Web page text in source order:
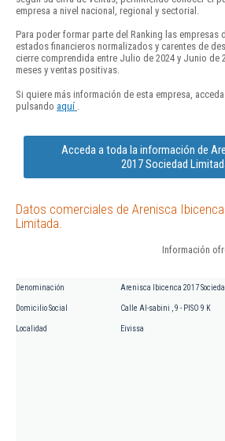
empresa a nivel nacional, regional y sectorial.
Para poder formar parte del Ranking las empresas
estados financieros normalizados y carentes de
cierre comprendida entre Julio de 2024 y Junio de
meses y ventas positivas.
Si quiere más información de esta empresa,
pulsando aquí
Acceda a toda la información de
2017 Sociedad
Datos comerciales de Arenisca
Limitada.
Información
Denominación Arenisca Ibicenca 2017
Domicilio Social Calle Al-sabini , 9 - PISO 9 K
Localidad Eivissa